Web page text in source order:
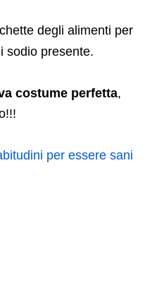
degli alimenti per
sodio presente.
costume perfetta,
per essere sani